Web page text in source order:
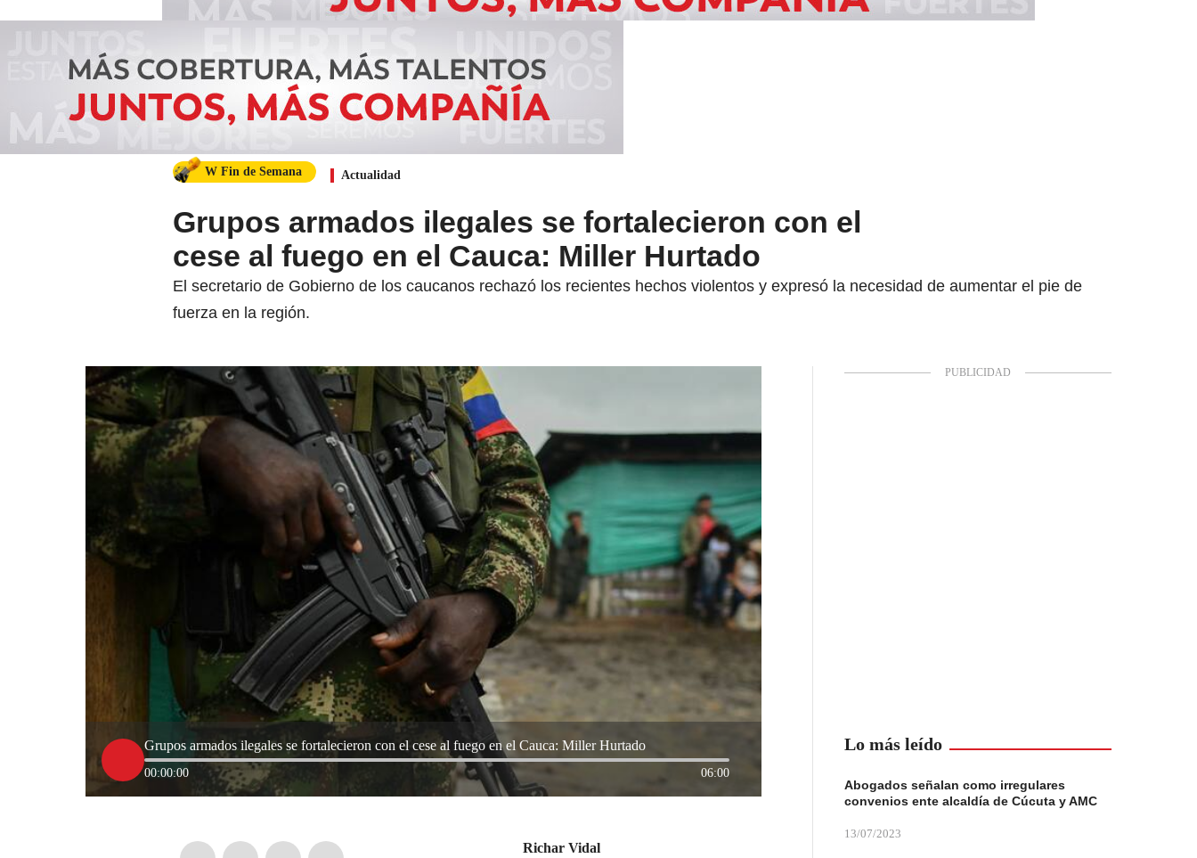
W Fin de Semana Actualidad
Grupos armados ilegales se fortalecieron con el
cese al fuego en el Cauca: Miller Hurtado
El secretario de Gobierno de los caucanos rechazó los recientes hechos violentos y expresó la necesidad de aumentar el pie de
fuerza en la región.
Grupos armados ilegales se fortalecieron con el cese al fuego en el Cauca: Miller Hurtado
00:00:00 06:00
Richar Vidal
Lo más leído
Abogados señalan como irregulares
convenios ente alcaldía de Cúcuta y AMC
13/07/2023